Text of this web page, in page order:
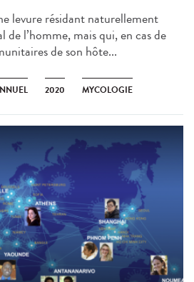
levure résidant naturellement
l’homme, mais qui, en cas de
de son hôte...
2020 MYCOLOGIE